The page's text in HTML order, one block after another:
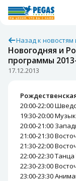
Назад к новостям
Новогодняя и
программы
17.12.2013
20:00-22:00
19:30-20:00
20:00-21:00
21:00-21:30
21:30-22:00
22:00-22:30
22:30-23:00
23:00-23:30